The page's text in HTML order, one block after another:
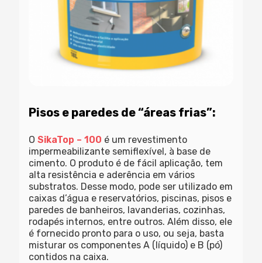
Pisos e paredes de “áreas frias”:
OSikaTop – 100 é um revestimento
impermeabilizante semiflexível, à base de
cimento. O produto é de fácil aplicação, tem
alta resistência e aderência em vários
substratos. Desse modo, pode ser utilizado em
caixas d’água e reservatórios, piscinas, pisos e
paredes de banheiros, lavanderias, cozinhas,
rodapés internos, entre outros. Além disso, ele
é fornecido pronto para o uso, ou seja, basta
misturar os componentes A (líquido) e B (pó)
contidos na caixa.